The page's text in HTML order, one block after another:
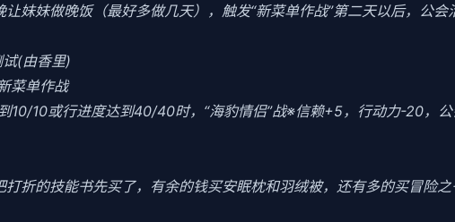
妹妹做晚饭（最好多做几天），触发“新菜单作战”第二天以后，公
(由香里)
菜单作战
10/10或行进度达到40/40时，“海豹情侣”战※信赖+5，行动力-20，
折的技能书先买了，有余的钱买安眠枕和羽绒被，还有多的买冒险